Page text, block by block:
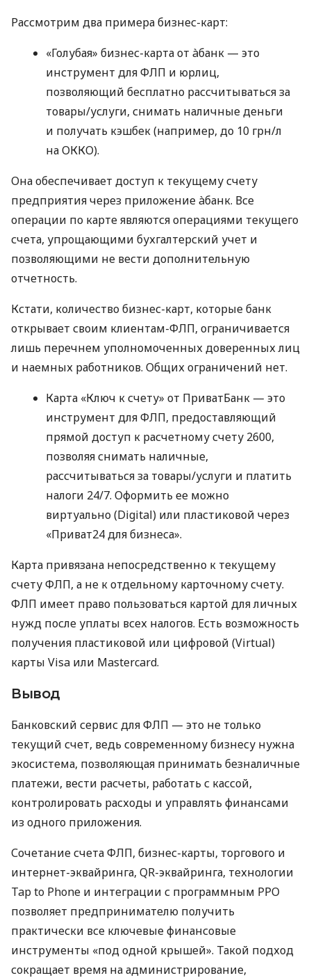
Рассмотрим два примера бизнес-карт:
«Голубая» бизнес-карта от àбанк — это
инструмент для ФЛП и юрлиц,
позволяющий бесплатно рассчитываться за
товары/услуги, снимать наличные деньги
и получать кэшбек (например, до 10 грн/л
на ОККО).
Она обеспечивает доступ к текущему счету
предприятия через приложение àбанк. Все
операции по карте являются операциями текущего
счета, упрощающими бухгалтерский учет и
позволяющими не вести дополнительную
отчетность.
Кстати, количество бизнес-карт, которые банк
открывает своим клиентам-ФЛП, ограничивается
лишь перечнем уполномоченных доверенных лиц
и наемных работников. Общих ограничений нет.
Карта «Ключ к счету» от ПриватБанк — это
инструмент для ФЛП, предоставляющий
прямой доступ к расчетному счету 2600,
позволяя снимать наличные,
рассчитываться за товары/услуги и платить
налоги 24/7. Оформить ее можно
виртуально (Digital) или пластиковой через
«Приват24 для бизнеса».
Карта привязана непосредственно к текущему
счету ФЛП, а не к отдельному карточному счету.
ФЛП имеет право пользоваться картой для личных
нужд после уплаты всех налогов. Есть возможность
получения пластиковой или цифровой (Virtual)
карты Visa или Mastercard.
Вывод
Банковский сервис для ФЛП — это не только
текущий счет, ведь современному бизнесу нужна
экосистема, позволяющая принимать безналичные
платежи, вести расчеты, работать с кассой,
контролировать расходы и управлять финансами
из одного приложения.
Сочетание счета ФЛП, бизнес-карты, торгового и
интернет-эквайринга, QR-эквайринга, технологии
Tap to Phone и интеграции с программным РРО
позволяет предпринимателю получить
практически все ключевые финансовые
инструменты «под одной крышей». Такой подход
сокращает время на администрирование,